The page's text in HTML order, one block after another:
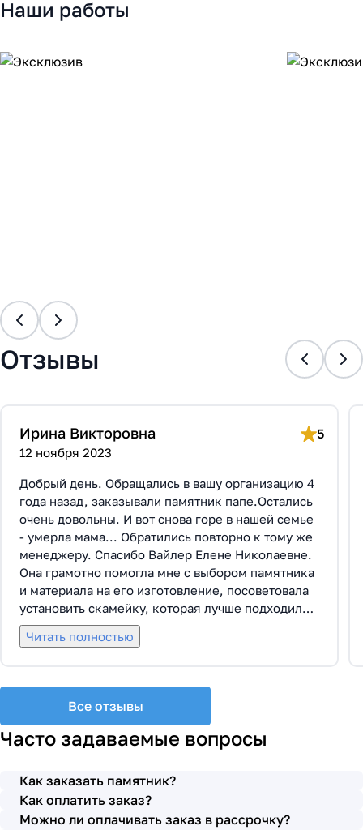
Наши работы
Отзывы
Ирина Викторовна 5
12 ноября 2023
Добрый день. Обращались в вашу организацию 4
года назад, заказывали памятник папе.Остались
очень довольны. И вот снова горе в нашей семье
- умерла мама... Обратились повторно к тому же
менеджеру. Спасибо Вайлер Елене Николаевне.
Она грамотно помогла мне с выбором памятника
и материала на его изготовление, посоветовала
установить скамейку, которая лучше подходила
по общему дизайну. Вышли на улицу, посмотрели
представленные варианты, я определилась с
все этапы которого были выполнены вовремя и
без нареканий с нашей стороны, все наши
просьбы учтены. В первое наше обращение мы
бригада Головачёва Владимира. Поэтому и в этот
раз я поросила, если можно, то назначить эту же
бригаду. Мне пошли на встречу, спасибо. Ребята
Читать полностью
Все отзывы
Часто задаваемые вопросы
Как заказать памятник?
Как оплатить заказ?
Можно ли оплачивать заказ в рассрочку?